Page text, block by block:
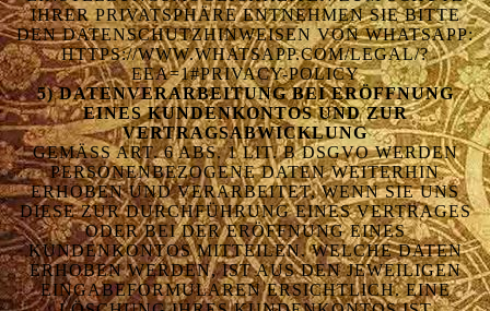
IHRER PRIVATSPHÄRE ENTNEHMEN SIE BITTE
DEN DATENSCHUTZHINWEISEN VON WHATSAPP:
HTTPS://WWW.WHATSAPP.COM/LEGAL/?
EEA=1#PRIVACY-POLICY
5) DATENVERARBEITUNG BEI ERÖFFNUNG
EINES KUNDENKONTOS UND ZUR
VERTRAGSABWICKLUNG
GEMÄSS ART. 6 ABS. 1 LIT. B DSGVO WERDEN P
ERSONENBEZOGENE DATEN WEITERHIN E
RHOBEN UND VERARBEITET, WENN SIE UNS D
IESE ZUR DURCHFÜHRUNG EINES VERTRAGES O
DER BEI DER ERÖFFNUNG EINES K
UNDENKONTOS MITTEILEN. WELCHE DATEN E
RHOBEN WERDEN, IST AUS DEN JEWEILIGEN E
INGABEFORMULAREN ERSICHTLICH. EINE L